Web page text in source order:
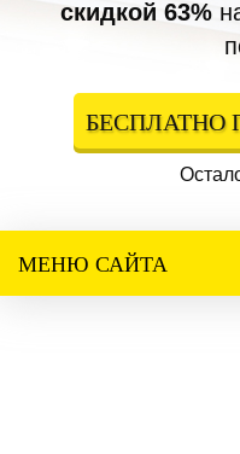
скидкой 63%
БЕСПЛАТНО
МЕНЮ САЙТА